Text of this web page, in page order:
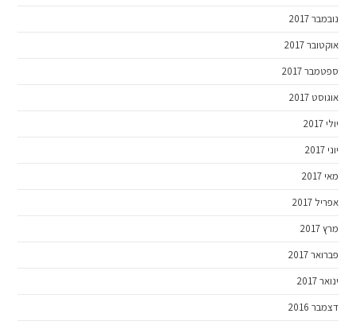
נובמבר 2017
אוקטובר 2017
ספטמבר 2017
אוגוסט 2017
יולי 2017
יוני 2017
מאי 2017
אפריל 2017
מרץ 2017
פברואר 2017
ינואר 2017
דצמבר 2016